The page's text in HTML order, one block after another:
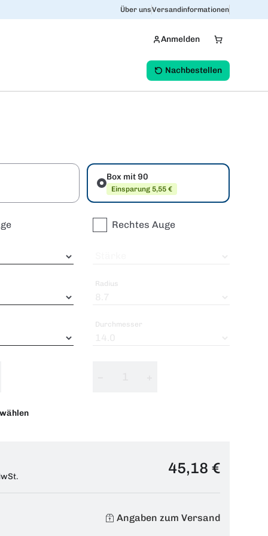
Über unsVersandinformationen
Anmelden
Nachbestellen
Box mit 90
Einsparung 5,55 €
Rechtes Auge
Radius
Durchmesser
45,18 €
Angaben zum Versand